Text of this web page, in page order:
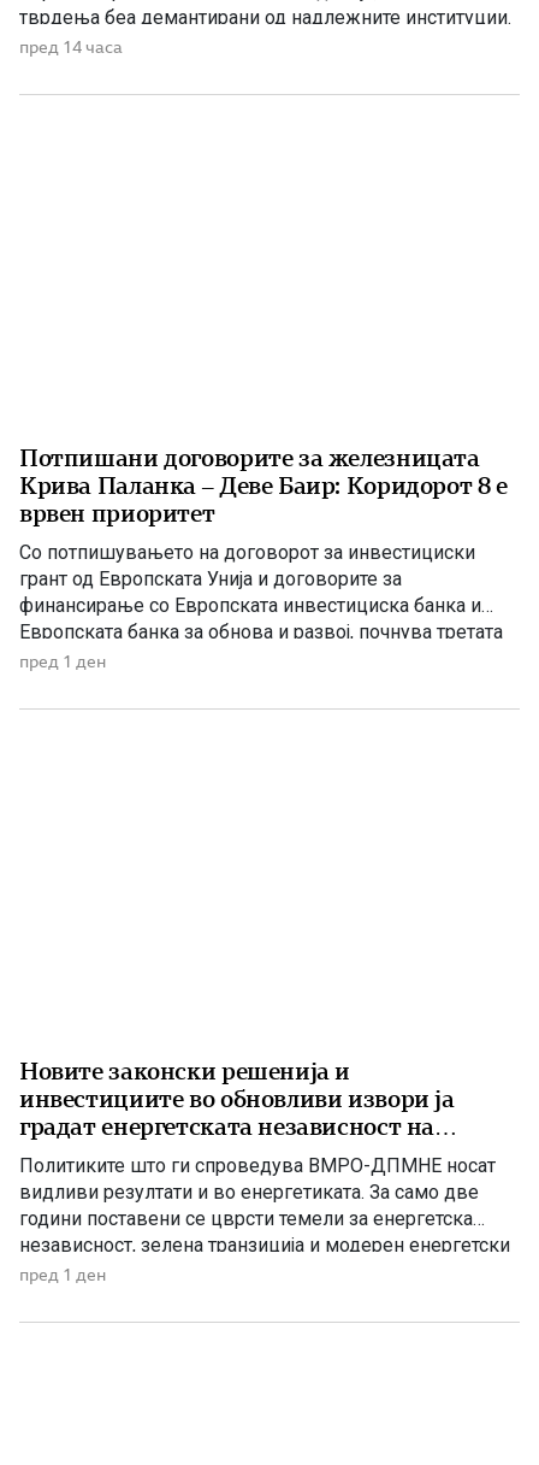
тврдења беа демантирани од надлежните институции.
Како што им пукна меурот од сапуница наречен
конструкција – дека власта тајно се подготвува да го
пред 14 часа
Потпишани договорите за железницата
Крива Паланка – Деве Баир: Коридорот 8 е
врвен приоритет
Со потпишувањето на договорот за инвестициски
грант од Европската Унија и договорите за
финансирање со Европската инвестициска банка и
Европската банка за обнова и развој, почнува третата
фаза од финансирањето на железничката делница
8. На потпишувањето во Владата присуствуваа
пред 1 ден
Новите законски решенија и
инвестициите во обновливи извори ја
градат енергетската независност на
Македонија
Политиките што ги спроведува ВМРО-ДПМНЕ носат
видливи резултати и во енергетиката. За само две
години поставени се цврсти темели за енергетска
независност, зелена транзиција и модерен енергетски
систем кој ќе обезбеди сигурност, нови инвестиции и
има нов Закон за енергетика, усогласен со европските
пред 1 ден